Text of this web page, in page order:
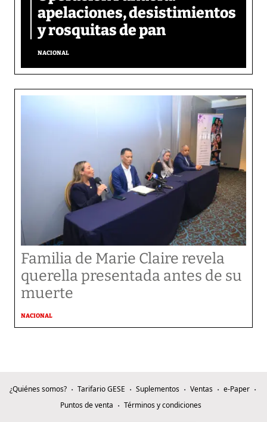
apelaciones, desistimientos
y rosquitas de pan
NACIONAL
Familia de Marie Claire revela
querella presentada antes de su
muerte
NACIONAL
¿Quiénes somos? Tarifario GESE Suplementos Ventas
e-Paper
Puntos de venta
Términos y condiciones